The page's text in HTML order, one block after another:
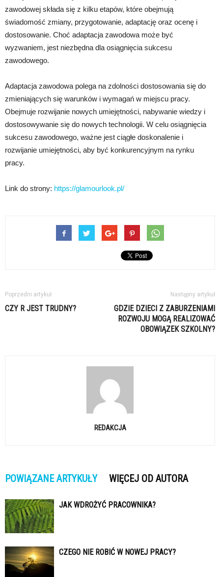
zawodowej składa się z kilku etapów, które obejmują
świadomość zmiany, przygotowanie, adaptację oraz ocenę i
dostosowanie. Choć adaptacja zawodowa może być
wyzwaniem, jest niezbędna dla osiągnięcia sukcesu
zawodowego.
Adaptacja zawodowa polega na zdolności dostosowania się do
zmieniających się warunków i wymagań w miejscu pracy.
Obejmuje rozwijanie nowych umiejętności, nabywanie wiedzy i
dostosowywanie się do nowych technologii. W celu osiągnięcia
sukcesu zawodowego, ważne jest ciągłe doskonalenie i
rozwijanie umiejętności, aby być konkurencyjnym na rynku
pracy.
Link do strony: https://glamourlook.pl/
Poprzedni artykuł
CZY R JEST TRUDNY?
Następny artykuł
GDZIE DZIECI Z ZABURZENIAMI
ROZWOJU MOGĄ REALIZOWAĆ
OBOWIĄZEK SZKOLNY?
REDAKCJA
POWIĄZANE ARTYKUŁY WIĘCEJ OD AUTORA
JAK WDROŻYĆ PRACOWNIKA?
CZEGO NIE ROBIĆ W NOWEJ PRACY?